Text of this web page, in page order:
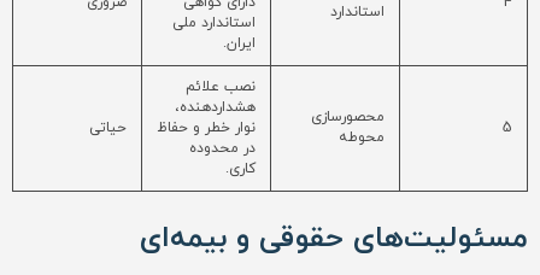
استاندارد
استاندارد ملی
ایران.
5
محصورسازی
محوطه
نصب علائم
هشداردهنده،
نوار خطر و حفاظ
در محدوده
کاری.
حیاتی
مسئولیت‌های حقوقی و بیمه‌ای